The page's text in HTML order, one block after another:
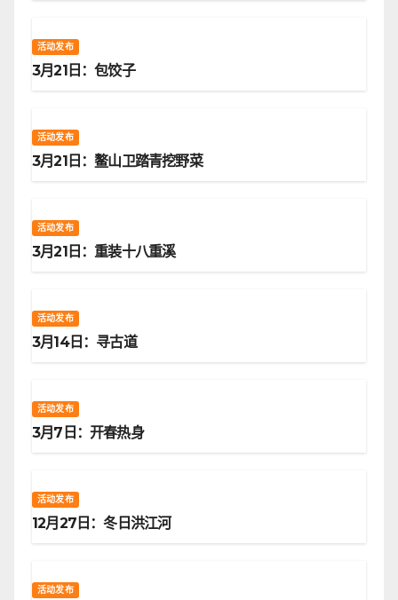
活动发布
3月21日：包饺子
活动发布
3月21日：鳌山卫踏青挖野菜
活动发布
3月21日：重装十八重溪
活动发布
3月14日：寻古道
活动发布
3月7日：开春热身
活动发布
12月27日：冬日洪江河
活动发布